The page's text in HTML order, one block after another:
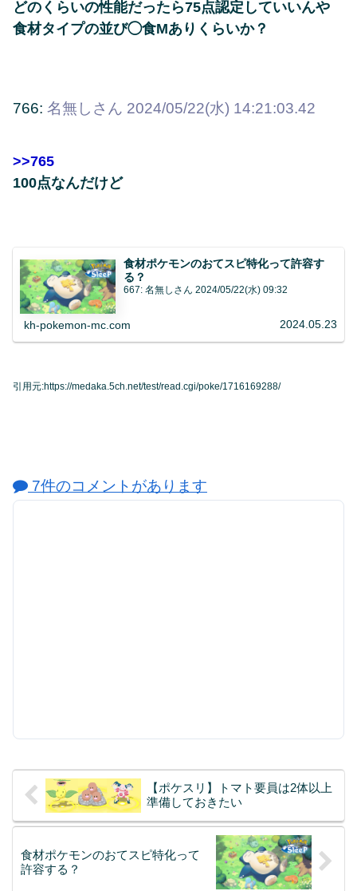
どのくらいの性能だったら75点認定していいんや
食材タイプの並び◯食Mありくらいか？
766: 名無しさん 2024/05/22(水) 14:21:03.42
>>765
100点なんだけど
食材ポケモンのおてスピ特化って許容す
る？
667: 名無しさん 2024/05/22(水) 09:32
kh-pokemon-mc.com 2024.05.23
引用元:https://medaka.5ch.net/test/read.cgi/poke/1716169288/
7件のコメントがあります
【ポケスリ】トマト要員は2体以上
準備しておきたい
食材ポケモンのおてスピ特化って
許容する？